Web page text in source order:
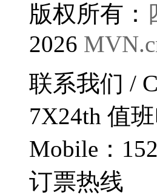
版权所有：
2026
联系我们 /
7X24th 值
Mobile：
订票热线